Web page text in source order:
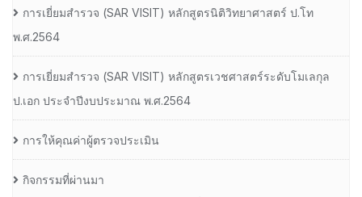
การเยี่ยมสํารวจ (SAR VISIT) หลักสูตรนิติวิทยาศาสตร์ ป.โท
พ.ศ.2564
การเยี่ยมสํารวจ (SAR VISIT) หลักสูตรเวชศาสตร์ระดับโมเลกุล
ป.เอก ประจําปีงบประมาณ พ.ศ.2564
การให้คุณค่าผู้ตรวจประเมิน
กิจกรรมที่ผ่านมา